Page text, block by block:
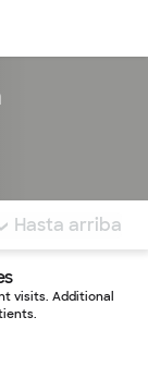
a
COMENTARIOS
Hasta arriba
visits. Additional